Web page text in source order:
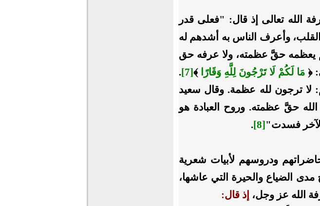
الله تعالى إذ قال: "فعلى قدر
وأعرف الناس به أشدهم له
لم يعظمه حقَّ عظمته، ولا عرفه حق
﴿مَا لَكُمْ لَا تَرْجُونَ لِلَّهِ وَقَارًا ﴾[7]
.
لا ترجون لله عظمة. وقال سعيد
حقَّ عظمته. وروح العبادة هو
الآخر فسدت"[8]
.
ودروسهم لأبيات شعرية
الضياع والحيرة التي عاشها،
الله عز وجل، إذ قال: